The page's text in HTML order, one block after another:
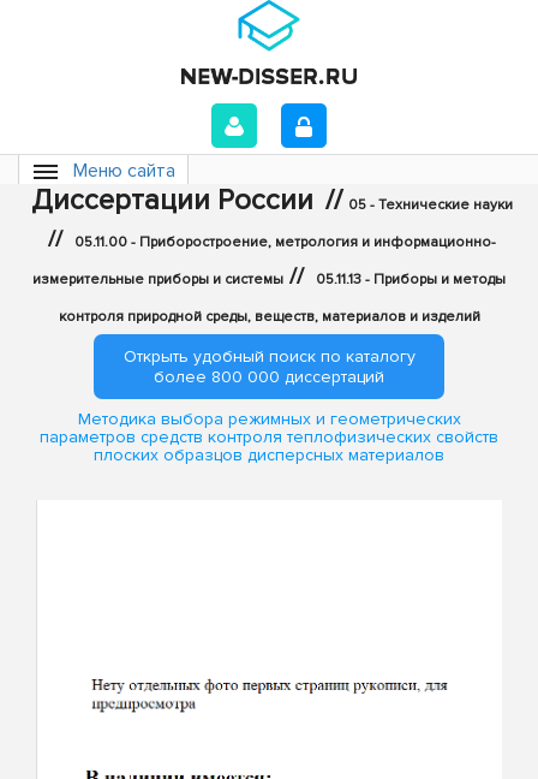
Меню сайта
Диссертации России // 05 - Технические науки
// 05.11.00 - Приборостроение, метрология и информационно-
измерительные приборы и системы // 05.11.13 - Приборы и методы
контроля природной среды, веществ, материалов и изделий
Открыть удобный поиск по каталогу
более 800 000 диссертаций
Методика выбора режимных и геометрических
параметров средств контроля теплофизических свойств
плоских образцов дисперсных материалов